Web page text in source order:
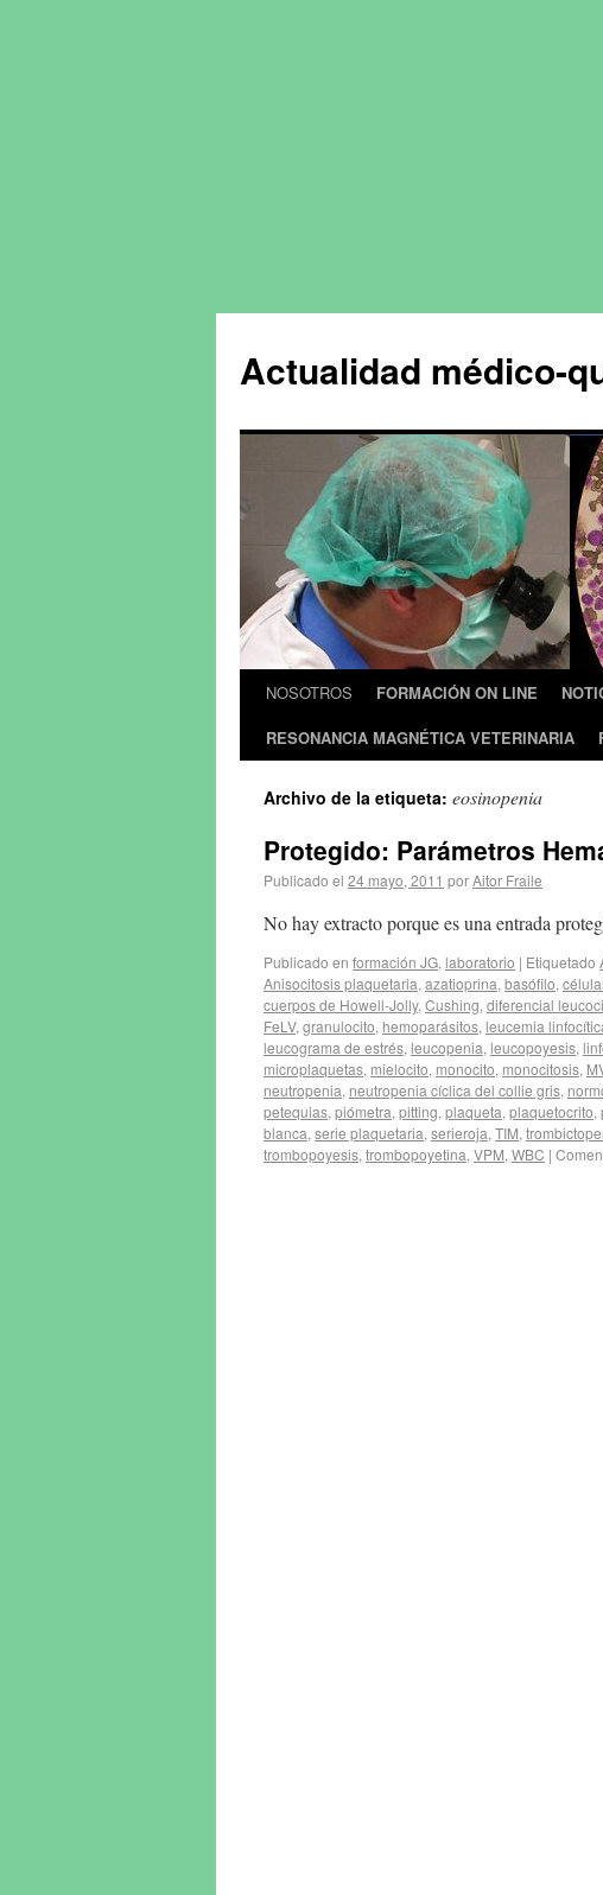
Actualidad médico-
NOSOTROS FORMACIÓN ON LINE
RESONANCIA MAGNÉTICA VETERINARIA
Archivo de la etiqueta: eosinopenia
Protegido: Parámetros
Publicado el 24 mayo, 2011 porAitor Fraile
No hay extracto porque es una entrada
Publicado en formación JG, laboratorio | Etiquetado
Anisocitosis plaquetaria, azatioprina, basófilo,
cuerpos de Howell-Jolly, Cushing, diferencial
FeLV, granulocito, hemoparásitos, leucemia
leucograma de estrés, leucopenia, leucopoyesis,
microplaquetas, mielocito, monocito, monocitosis,
neutropenia, neutropenia cíclica del collie gris,
petequias, piómetra, pitting, plaqueta, plaquetocrito,
blanca, serie plaquetaria, serieroja, TIM,
trombopoyesis, trombopoyetina, VPM, WBC |